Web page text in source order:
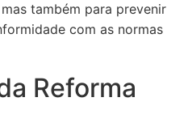
também para prevenir
com as normas
Reforma